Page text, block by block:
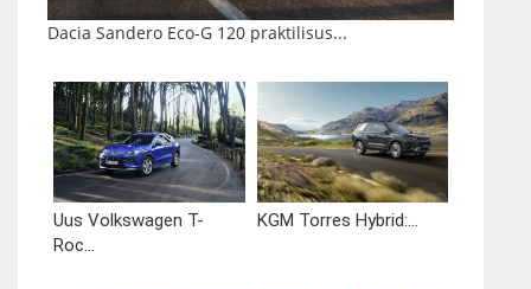
Dacia Sandero Eco-G 120 praktilisus...
Uus Volkswagen T-
Roc...
KGM Torres Hybrid:...